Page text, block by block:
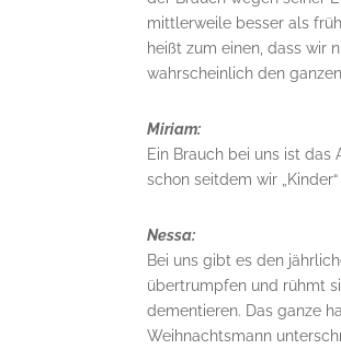
mittlerweile besser als
heißt zum einen, dass wir
wahrscheinlich den
Miriam:
Ein Brauch bei uns ist das
schon seitdem wir
Nessa:
Bei uns gibt es den
übertrumpfen und rühmt
dementieren. Das ganze
Weihnachtsmann